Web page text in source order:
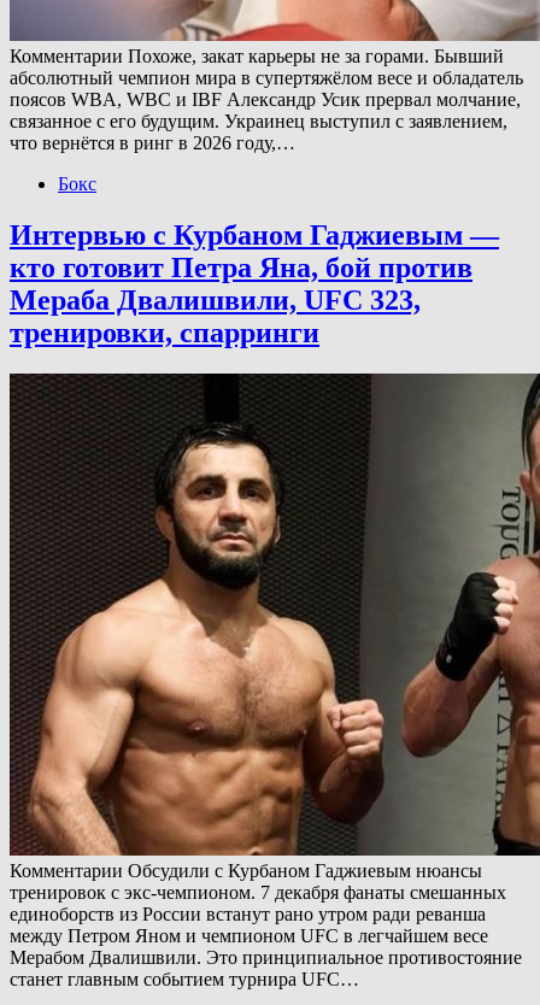
Комментарии Похоже, закат карьеры не за горами. Бывший
абсолютный чемпион мира в супертяжёлом весе и обладатель
поясов WBA, WBC и IBF Александр Усик прервал молчание,
связанное с его будущим. Украинец выступил с заявлением,
что вернётся в ринг в 2026 году,…
Бокс
Интервью с Курбаном Гаджиевым —
кто готовит Петра Яна, бой против
Мераба Двалишвили, UFC 323,
тренировки, спарринги
Комментарии Обсудили с Курбаном Гаджиевым нюансы
тренировок с экс-чемпионом. 7 декабря фанаты смешанных
единоборств из России встанут рано утром ради реванша
между Петром Яном и чемпионом UFC в легчайшем весе
Мерабом Двалишвили. Это принципиальное противостояние
станет главным событием турнира UFC…